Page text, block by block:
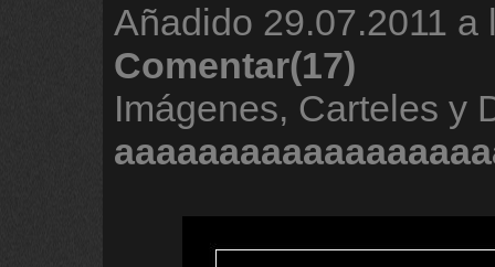
Añadido 29.07.2011 a
Comentar(17)
Imágenes, Carteles y